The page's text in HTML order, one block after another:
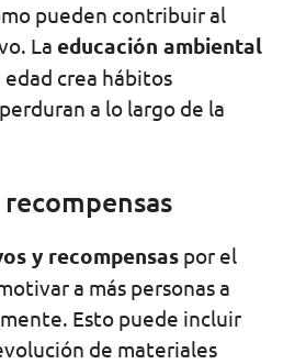
pueden contribuir al
La educación ambiental
crea hábitos
a lo largo de la
y recompensas por el
a más personas a
Esto puede incluir
de materiales